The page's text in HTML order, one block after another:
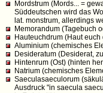
Mordstrum (Mords... =
Süddeutschen wird das
lat. monstrum, allerdings
Memorandum (Tagebuch
Hauteuchdrum (Haut euch
Aluminium (chemisches
Desideratum (Desiderat,
Hintenrum (Ost) (hinten
Natrium (chemisches
Saeculasaeculorum
Ausdruck "in saecula